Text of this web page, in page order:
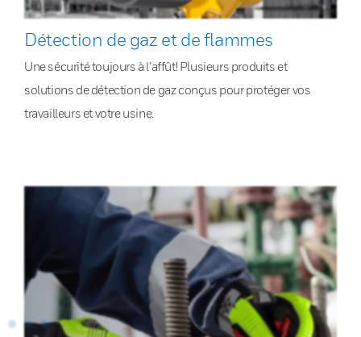
Détection de gaz et de flammes
Une sécurité toujours à l’affût! Plusieurs produits et
solutions de détection de gaz conçus pour protéger vos
travailleurs et votre usine.